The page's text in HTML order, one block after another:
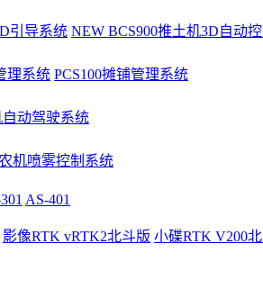
引导系统 NEW BCS900推土机3D自动
理系统 PCS100摊铺管理系统
动驾驶系统
机喷雾控制系统
AS-401
影像RTK vRTK2北斗版 小碟RTK V200